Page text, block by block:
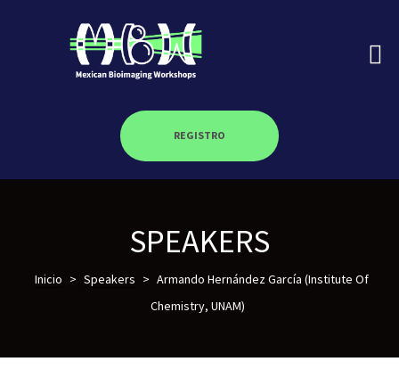
REGISTRO
SPEAKERS
Inicio > Speakers > Armando Hernández García (Institute Of
Chemistry, UNAM)